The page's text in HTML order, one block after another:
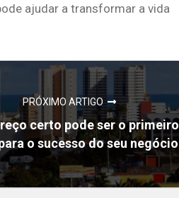
ajudar a transformar a vida
PRÓXIMO ARTIGO
certo pode ser o primeiro
o sucesso do seu negócio